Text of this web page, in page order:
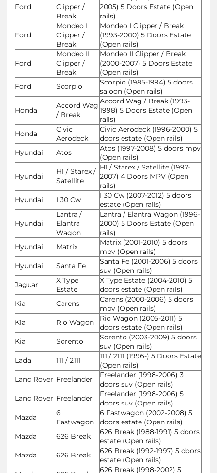
Ford
Clipper /
Break
2005) 5 Doors Estate (Open
rails)
Ford
Mondeo I
Clipper /
Break
Mondeo I Clipper / Break
(1993-2000) 5 Doors Estate
(Open rails)
Ford
Mondeo II
Clipper /
Break
Mondeo II Clipper / Break
(2000-2007) 5 Doors Estate
(Open rails)
Ford
Scorpio
Scorpio (1985-1994) 5 doors
saloon (Open rails)
Honda
Accord Wag
/ Break
Accord Wag / Break (1993-
1998) 5 Doors Estate (Open
rails)
Honda
Civic
Aerodeck
Civic Aerodeck (1996-2000) 5
doors estate (Open rails)
Hyundai
Atos
Atos (1997-2008) 5 doors mpv
(Open rails)
Hyundai
H1 / Starex /
Satellite
H1 / Starex / Satellite (1997-
2007) 4 Doors MPV (Open
rails)
Hyundai
I 30 Cw
I 30 Cw (2007-2012) 5 doors
estate (Open rails)
Hyundai
Lantra /
Elantra
Wagon
Lantra / Elantra Wagon (1996-
2000) 5 Doors Estate (Open
rails)
Hyundai
Matrix
Matrix (2001-2010) 5 doors
mpv (Open rails)
Hyundai
Santa Fe
Santa Fe (2001-2006) 5 doors
suv (Open rails)
Jaguar
X Type
Estate
X Type Estate (2004-2010) 5
doors estate (Open rails)
Kia
Carens
Carens (2000-2006) 5 doors
mpv (Open rails)
Kia
Rio Wagon
Rio Wagon (2005-2011) 5
doors estate (Open rails)
Kia
Sorento
Sorento (2003-2009) 5 doors
suv (Open rails)
Lada
111 / 2111
111 / 2111 (1996-) 5 Doors Estate
(Open rails)
Land Rover Freelander
Freelander (1998-2006) 3
doors suv (Open rails)
Land Rover Freelander
Freelander (1998-2006) 5
doors suv (Open rails)
Mazda
6
Fastwagon
6 Fastwagon (2002-2008) 5
doors estate (Open rails)
Mazda
626 Break
626 Break (1988-1991) 5 doors
estate (Open rails)
Mazda
626 Break
626 Break (1992-1997) 5 doors
estate (Open rails)
626 Break (1998-2002) 5